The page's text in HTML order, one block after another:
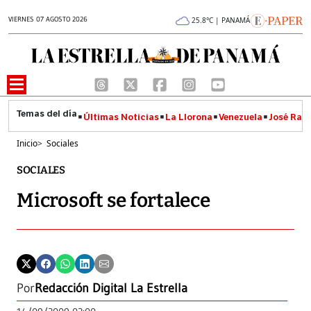
VIERNES 07 AGOSTO 2026 25.8°C | PANAMÁ
Últimas Noticias La Llorona Venezuela José
Inicio> Sociales
SOCIALES
Microsoft se fortalece
PorRedacción Digital La Estrella